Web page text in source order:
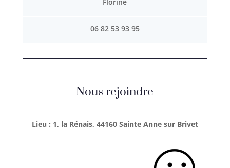
06 82 53 93 95
Nous rejoindre
Lieu : 1, la Rénais, 44160 Sainte Anne sur Brivet